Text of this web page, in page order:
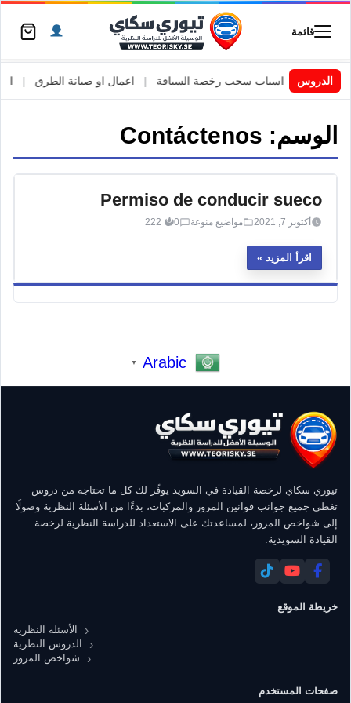
قائمة
الدروسالسويد | اسباب سحب رخصة السياقة اعمال او صيانة الطرق
الوسم: Contáctenos
Permiso de conducir sueco
أكتوبر 7, 2021 مواضيع منوعة 0
222
اقرأ المزيد
Arabic
▼
تيوري سكاي لرخصة القيادة في السويد يوفّر لك كل ما تحتاجه من دروس
تغطي جميع جوانب قوانين المرور والمركبات، بدءًا من الأسئلة النظرية وصولًا
إلى شواخص المرور، لمساعدتك على الاستعداد للدراسة النظرية لرخصة
القيادة السويدية.
خريطة الموقع
الأسئلة النظرية
الدروس النظرية
شواخص المرور
صفحات المستخدم